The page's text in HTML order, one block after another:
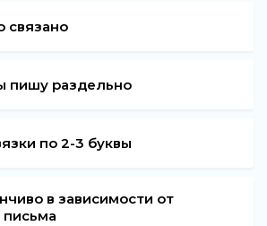
связано
пишу раздельно
по 2-3 буквы
в зависимости от
письма